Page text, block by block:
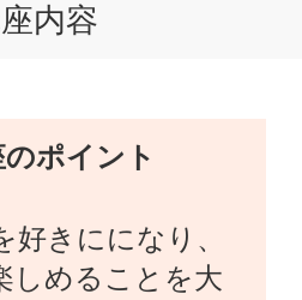
内容
ポイント
好きにになり、
しめることを大